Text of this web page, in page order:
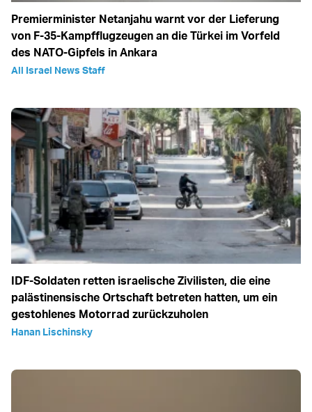
Premierminister Netanjahu warnt vor der Lieferung
von F-35-Kampfflugzeugen an die Türkei im Vorfeld
des NATO-Gipfels in Ankara
All Israel News Staff
IDF-Soldaten retten israelische Zivilisten, die eine
palästinensische Ortschaft betreten hatten, um ein
gestohlenes Motorrad zurückzuholen
Hanan Lischinsky